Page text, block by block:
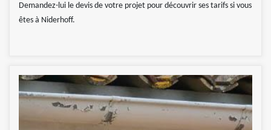
Demandez-lui le devis de votre projet pour découvrir ses tarifs si vous
êtes à Niderhoff.